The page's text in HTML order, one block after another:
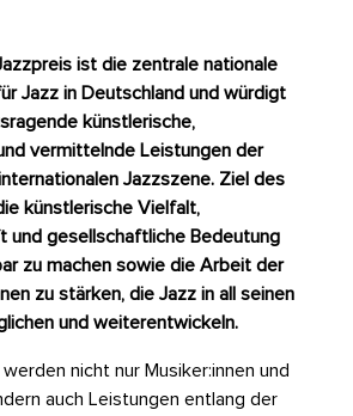
ist die zentrale nationale
Jazz in Deutschland und würdigt
künstlerische,
vermittelnde Leistungen der
Jazzszene. Ziel des
künstlerische Vielfalt,
und gesellschaftliche Bedeutung
zu machen sowie die Arbeit der
zu stärken, die Jazz in all seinen
und weiterentwickeln.
nicht nur Musiker:innen und
auch Leistungen entlang der